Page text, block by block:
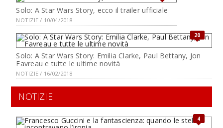
Solo: A Star Wars Story, ecco il trailer ufficiale
NOTIZIE / 10/04/2018
20
Solo: A Star Wars Story: Emilia Clarke, Paul Bettany, Jon
Favreau e tutte le ultime novità
NOTIZIE / 16/02/2018
NOTIZIE
4